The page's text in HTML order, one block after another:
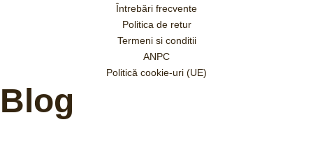
Întrebări frecvente
Politica de retur
Termeni si conditii
ANPC
Politică cookie-uri (UE)
Blog